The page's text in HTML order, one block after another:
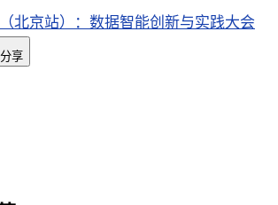
北京站）：数据智能创新与实践大会
分享